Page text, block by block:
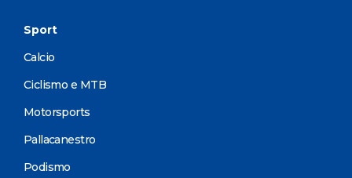
Sport
Calcio
Ciclismo e MTB
Motorsports
Pallacanestro
Podismo